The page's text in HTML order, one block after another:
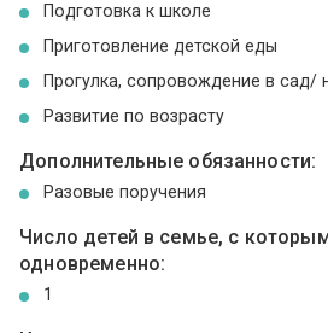
Подготовка к школе
Приготовление детской еды
Прогулка, сопровождение в сад/
Развитие по возрасту
Дополнительные обязанности:
Разовые поручения
Число детей в семье, с
одновременно:
1